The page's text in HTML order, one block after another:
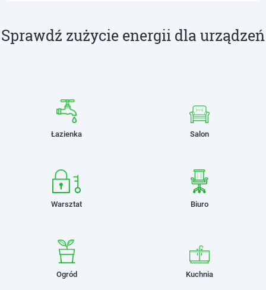
Sprawdź zużycie energii dla urządzeń
Łazienka Salon
Warsztat Biuro
Ogród Kuchnia